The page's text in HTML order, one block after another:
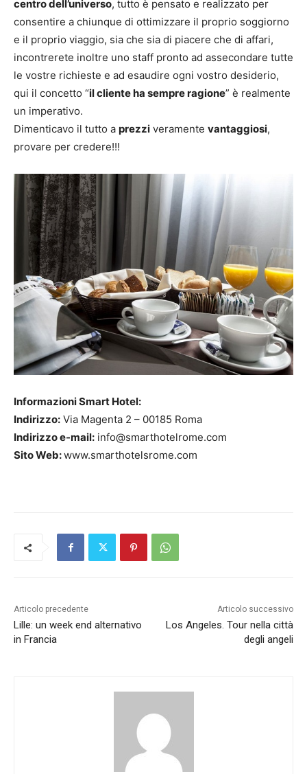
centro dell’universo, tutto è pensato e realizzato per
consentire a chiunque di ottimizzare il proprio soggiorno
e il proprio viaggio, sia che sia di piacere che di affari,
incontrerete inoltre uno staff pronto ad assecondare tutte
le vostre richieste e ad esaudire ogni vostro desiderio,
qui il concetto “il cliente ha sempre ragione” è realmente
un imperativo.
Dimenticavo il tutto a prezzi veramente vantaggiosi,
provare per credere!!!
Informazioni Smart Hotel:
Indirizzo: Via Magenta 2 – 00185 Roma
Indirizzo e-mail: info@smarthotelrome.com
Sito Web:www.smarthotelsrome.com
Articolo precedente
Lille: un week end alternativo
in Francia
Articolo successivo
Los Angeles. Tour nella città
degli angeli